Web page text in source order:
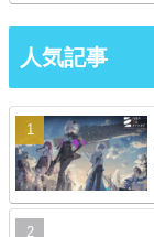
人気記事